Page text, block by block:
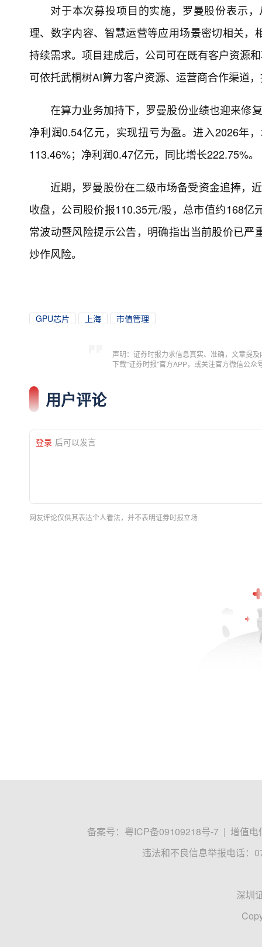
对于本次募投项目的实施，罗曼股份表示
理、数字内容、智慧运营等应用场景密切相关
持续需求。项目建成后，公司可在既有客户资源
可依托武桐树AI算力客户资源、运营商合作渠道
在算力业务加持下，罗曼股份业绩也迎来修
净利润0.54亿元，实现扭亏为盈。进入2026年
113.46%；净利润0.47亿元，同比增长222.75%。
近期，罗曼股份在二级市场备受资金追捧，
收盘，公司股价报110.35元/股，总市值约168
常波动暨风险提示公告，明确指出当前股价已
炒作风险。
GPU芯片 上海 市值管理
声明：证券时报力求信息真实、准确，文章提
下载"证券时报"官方APP，或关注官方微信公
用户评论
登录 后可以发言
网友评论仅供其表达个人看法，并不表明证券时报立场
备案号： 粤ICP备09109218号-7 | 增值电
违法和不良信息举报电话：
深圳